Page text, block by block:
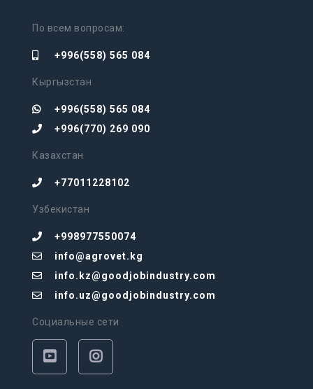
По всем вопросам:
+996(558) 565 084
Кыргызстан
+996(558) 565 084
+996(770) 269 090
Казахстан
+77011228102
Узбекистан
+998977550074
info@agrovet.kg
info.kz@goodjobindustry.com
info.uz@goodjobindustry.com
Социальные сети